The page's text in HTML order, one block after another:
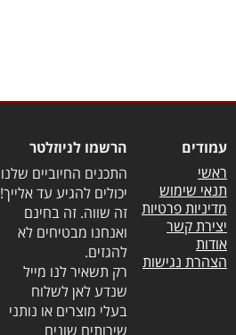
עמודים
ראשי
תנאי שימוש
מדיניות פרטיות
יצירת קשר
אודות
הצהרת נגישות
הרשמו לניוזלטר
התכנים החיוביים שלנו
יכולים להגיע עד אלייך!
זה שווה. זה בחינם
ואנחנו מבטיחים לא
להגזים.
רק תשאיר לנו מייל
שנדע לאן לשלוח
בעלי מוצרים או נותני
שירותים שונים